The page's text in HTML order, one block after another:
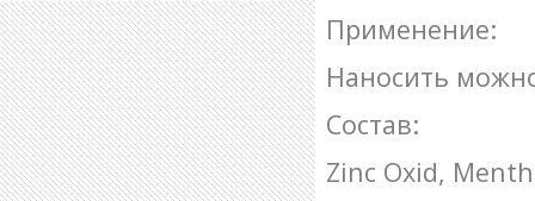
Применение:
Наносить
Состав:
Zinc Oxid,